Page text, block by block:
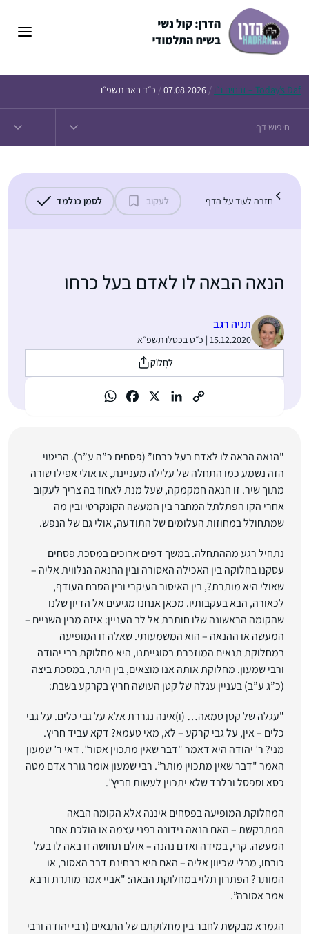
Today’s Daf – זבחים נ״ו /
07.08.2026
/ כ״ד באב תשפ״ו
חזרה לעוד על הדף לעקוב לסמן כנלמד
הנאה הבאה לו לאדם בעל כרחו
תניה רגב
15.12.2020 | כ״ט בכסלו תשפ״א
לַחֲלוֹק
"הנאה הבאה לו לאדם בעל כרחו” (פסחים כ”ה ע”ב). הביטוי
הזה נשמע כמו התחלה של עלילה מעניינת, או אולי אפילו שורה
מתוך שיר. זו הנאה חמקמקה, שעל מנת לאחוז בה צריך לעקוב
אחרי הקו הפתלתל המחבר בין המעשה הקונקרטי ובין מה
שמתחולל במחוזות העלומים של התודעה, אולי גם של הנפש.
נתחיל רגע מההתחלה. במשך דפים ארוכים במסכת פסחים
עסקנו בחלוקה בין האכילה האסורה ובין ההנאה הנלווית אליה –
שאולי היא מותרת?, בין האיסור העיקרי ובין הסרח העודף,
לכאורה, הבא בעקבותיו. מכאן אנחנו מגיעים אל הדיון שלנו
שהקומה הראשונה שלו חותרת אל לב העניין: איזה מבין השניים –
המעשה או ההנאה – הוא המשמעותי. שאלה זו המופיעה
במחלוקת תנאים המוזכרת בסוגייתנו, היא מחלוקת רבי יהודה
ורבי שמעון. מחלוקת אותה אנו מוצאים, בין היתר, במסכת ביצה
(כ”ג ע”ב) בעניין עגלה של קטן העושה חריץ בקרקע בשבת:
"עגלה של קטן טמאה… (ו)אינה נגררת אלא על גבי כלים. על גבי
כלים – אין, על גבי קרקע – לא, מאי טעמא? דקא עביד חריץ.
מני? ר’ יהודה היא דאמר "דבר שאין מתכוין אסור”. דאי ר’ שמעון
האמר "דבר שאין מתכוין מותר”. רבי שמעון אומר גורר אדם מטה
כסא וספסל ובלבד שלא יתכוין לעשות חריץ”.
המחלוקת המופיעה בפסחים איננה אלא הקומה הבאה
המתבקשת – האם הנאה נידונה בפני עצמה או הולכת אחר
המעשה. קרי, במידה ואדם נהנה – אולם תחושה זו באה לו בעל
כורחו, מבלי שכיוון אליה – האם היא בבחינת דבר האסור, או
המותר? הפתרון תלוי במחלוקת הבאה: "אביי אמר מותרת ורבא
אמר אסורה”.
הגמרא מבקשת לחבר בין מחלוקתם של התנאים (רבי יהודה ורבי